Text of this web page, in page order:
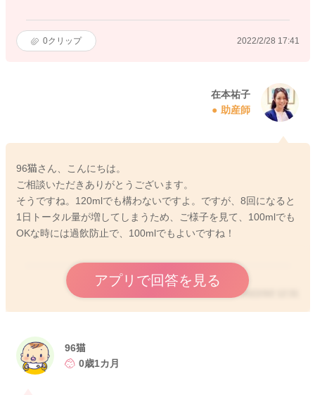
0クリップ 2022/2/28 17:41
在本祐子
助産師
96猫さん、こんにちは。
ご相談いただきありがとうございます。
そうですね。120mlでも構わないですよ。ですが、8回になると
1日トータル量が増してしまうため、ご様子を見て、100mlでも
OKな時には過飲防止で、100mlでもよいですね！
アプリで回答を見る
2022/3/2 12:31
96猫
0歳1カ月